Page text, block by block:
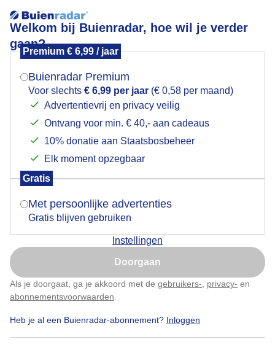
Welkom bij Buienradar, hoe wil je verder
gaan?
Premium € 6,99 / jaar
Buienradar Premium
Voor slechts € 6,99 per jaar (€ 0,58 per maand)
Advertentievrij en privacy veilig
Ontvang voor min. € 40,- aan cadeaus
10% donatie aan Staatsbosbeheer
Elk moment opzegbaar
Gratis
Met persoonlijke advertenties
Gratis blijven gebruiken
Instellingen
Doorgaan
Als je doorgaat, ga je akkoord met de gebruikers- privacy- en
abonnementsvoorwaarden
Heb je al een Buienradar-abonnement? Inloggen
Wolken en blauwe lucht
Mogen we je locatie gebruiken voor het
Indien je hier nog geen akkoord op hebt gegeven,
verschijnt er zo een pop-up uit je browser waarin
Is goed, toon de popup
Nu niet, misschien later
Klik hierom dit aan te passen